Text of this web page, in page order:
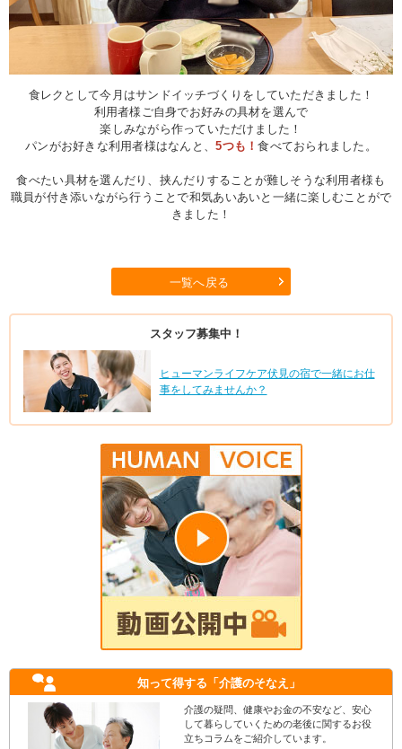
食レクとして今月はサンドイッチづくりをしていただきました！
利用者様ご自身でお好みの具材を選んで
楽しみながら作っていただけました！
パンがお好きな利用者様はなんと、5つも！食べておられました。
食べたい具材を選んだり、挟んだりすることが難しそうな利用者様も
職員が付き添いながら行うことで和気あいあいと一緒に楽しむことがで
きました！
一覧へ戻る
スタッフ募集中！
ヒューマンライフケア伏見の宿で一緒にお仕
事をしてみませんか？
知って得する 「介護のそなえ」
介護の疑問、健康やお金の不安など、安心
して暮らしていくための老後に関するお役
立ちコラムをご紹介しています。